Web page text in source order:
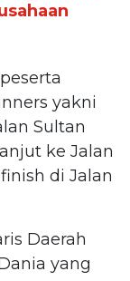
yakni
Sultan
ke Jalan
di Jalan
Daerah
yang